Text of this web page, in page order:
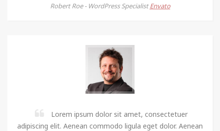
Robert Roe - WordPress Specialist Envato
Lorem ipsum dolor sit amet, consectetuer
adipiscing elit. Aenean commodo ligula eget dolor. Aenean